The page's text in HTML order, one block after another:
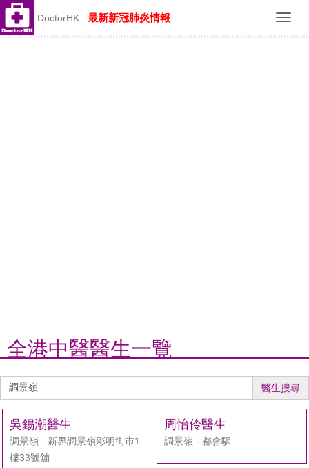
DoctorHK 最新新冠肺炎情報
全港中醫醫生一覽
生
醫生搜尋
吳錫潮醫生
調景嶺 - 新界調景嶺彩明街巿1
樓33號舖
周怡伶醫生
調景嶺 - 都會駅